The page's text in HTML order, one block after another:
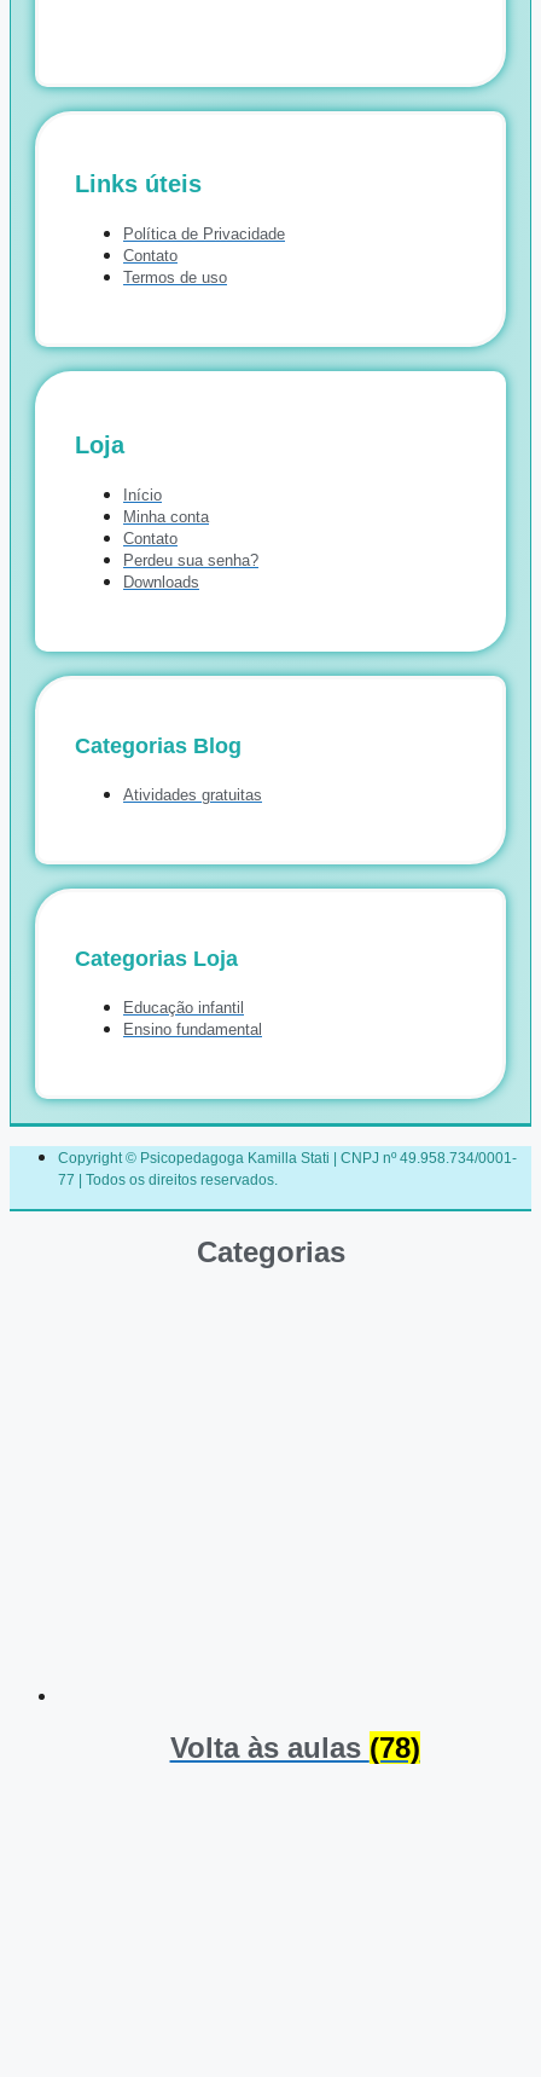
Links úteis
Política de Privacidade
Contato
Termos de uso
Loja
Início
Minha conta
Contato
Perdeu sua senha?
Downloads
Categorias Blog
Atividades gratuitas
Categorias Loja
Educação infantil
Ensino fundamental
Copyright © Psicopedagoga Kamilla Stati | CNPJ nº 49.958.734/0001-
77 | Todos os direitos reservados.
Categorias
Volta às aulas (78)